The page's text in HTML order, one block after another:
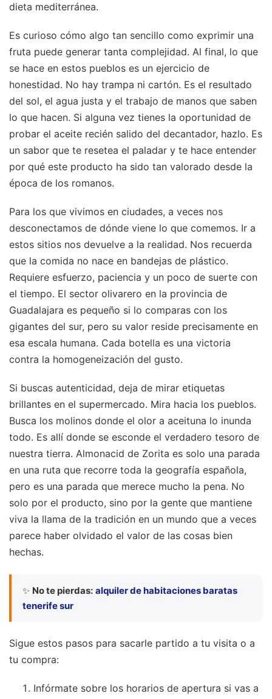
dieta mediterránea.
Es curioso cómo algo tan sencillo como exprimir una
fruta puede generar tanta complejidad. Al final, lo que
se hace en estos pueblos es un ejercicio de
honestidad. No hay trampa ni cartón. Es el resultado
del sol, el agua justa y el trabajo de manos que saben
lo que hacen. Si alguna vez tienes la oportunidad de
probar el aceite recién salido del decantador, hazlo. Es
un sabor que te resetea el paladar y te hace entender
por qué este producto ha sido tan valorado desde la
época de los romanos.
Para los que vivimos en ciudades, a veces nos
desconectamos de dónde viene lo que comemos. Ir a
estos sitios nos devuelve a la realidad. Nos recuerda
que la comida no nace en bandejas de plástico.
Requiere esfuerzo, paciencia y un poco de suerte con
el tiempo. El sector olivarero en la provincia de
Guadalajara es pequeño si lo comparas con los
gigantes del sur, pero su valor reside precisamente en
esa escala humana. Cada botella es una victoria
contra la homogeneización del gusto.
Si buscas autenticidad, deja de mirar etiquetas
brillantes en el supermercado. Mira hacia los pueblos.
Busca los molinos donde el olor a aceituna lo inunda
todo. Es allí donde se esconde el verdadero tesoro de
nuestra tierra. Almonacid de Zorita es solo una parada
en una ruta que recorre toda la geografía española,
pero es una parada que merece mucho la pena. No
solo por el producto, sino por la gente que mantiene
viva la llama de la tradición en un mundo que a veces
parece haber olvidado el valor de las cosas bien
hechas.
✨ No te pierdas: alquiler de habitaciones baratas
tenerife sur
Sigue estos pasos para sacarle partido a tu visita o a
tu compra:
Infórmate sobre los horarios de apertura si vas a